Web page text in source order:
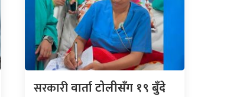
सरकारीवार्ता टोलीसँग १९ बुँदे